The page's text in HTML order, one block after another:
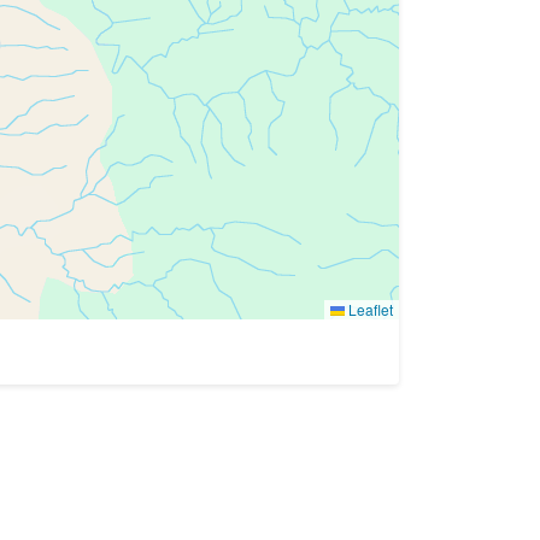
Leaflet